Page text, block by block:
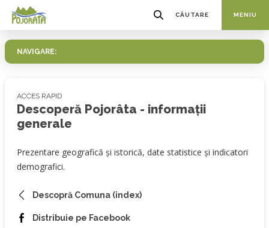
CĂUTARE MENIU
NAVIGARE:
ACCES RAPID
Descoperă Pojorâta - informații
generale
Prezentare geografică și istorică, date statistice și indicatori
demografici.
Descopră Comuna (index)
Distribuie pe Facebook